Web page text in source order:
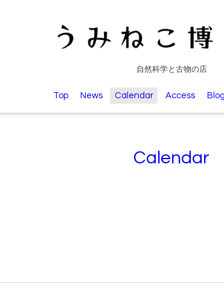
自然科学と古物の店
Top News Calendar Access Blog
Calendar